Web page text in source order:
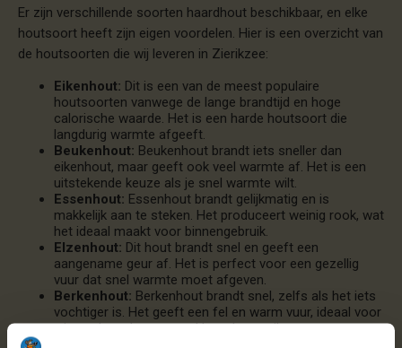
Er zijn verschillende soorten haardhout beschikbaar, en elke
houtsoort heeft zijn eigen voordelen. Hier is een overzicht van
de houtsoorten die wij leveren in Zierikzee:
Eikenhout: Dit is een van de meest populaire
houtsoorten vanwege de lange brandtijd en hoge
calorische waarde. Het is een harde houtsoort die
langdurig warmte afgeeft.
Beukenhout: Beukenhout brandt iets sneller dan
eikenhout, maar geeft ook veel warmte af. Het is een
uitstekende keuze als je snel warmte wilt.
Essenhout: Essenhout brandt gelijkmatig en is
makkelijk aan te steken. Het produceert weinig rook, wat
het ideaal maakt voor binnengebruik.
Elzenhout: Dit hout brandt snel en geeft een
aangename geur af. Het is perfect voor een gezellig
vuur dat snel warmte moet afgeven.
Berkenhout: Berkenhout brandt snel, zelfs als het iets
vochtiger is. Het geeft een fel en warm vuur, ideaal voor
wie snel een knapperend haardvuur wil.